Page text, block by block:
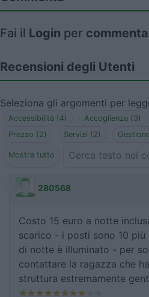
Fai il Login per
Recensioni degli Utenti
Seleziona gli argomenti per
Accessibilità (4) Accoglienza (3)
Prezzo (2)
Servizi (2)
Mostra tutto
280568
Costo 15 euro a notte
scarico - i posti sono 10
di notte è illuminato - per
contattare la ragazza che
struttura estremamente